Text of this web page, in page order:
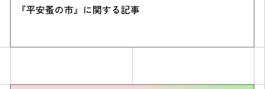
Simulation
『平安蚤の市』に関する記事